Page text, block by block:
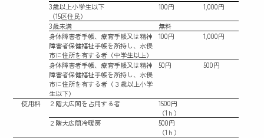
3歳以上小学生以下
（15区住民）
100円 1,000円
3歳未満
無料
身体障害者手帳、療育手帳又は精神
障害者保健福祉手帳を所持し、水俣
市に住所を有する者（中学生以上）
100円 1,000円
身体障害者手帳、療育手帳又は精神
障害者保健福祉手帳を所持し、水俣
市に住所を有する者（３歳以上小学
生以下）
50円 500円
使用料 ２階大広間を占用する者
1500円
（1ｈ）
２階大広間冷暖房
500円
（1ｈ）